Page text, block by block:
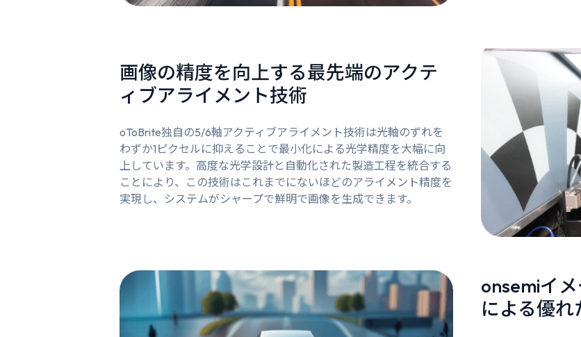
画像の精度を向上する最先端のアクテ
ィブアライメント技術
oToBrite独自の5/6軸アクティブアライメント技術は光軸のずれを
わずか1ピクセルに抑えることで最小化による光学精度を大幅に向
上しています。高度な光学設計と自動化された製造工程を統合する
ことにより、この技術はこれまでにないほどのアライメント精度を
実現し、システムがシャープで鮮明で画像を生成できます。
onsemiイ
による優れ